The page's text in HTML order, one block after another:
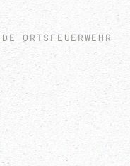
ORTSFEUERWEHR